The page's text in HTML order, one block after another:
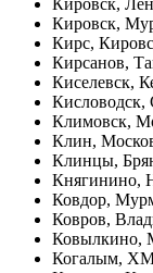
Кировск,
Кировск,
Кирс,
Кирсанов,
Киселевск,
Кисловодск,
Климовск,
Клин,
Клинцы,
Княгинино,
Ковдор,
Ковров,
Ковылкино,
Когалым,